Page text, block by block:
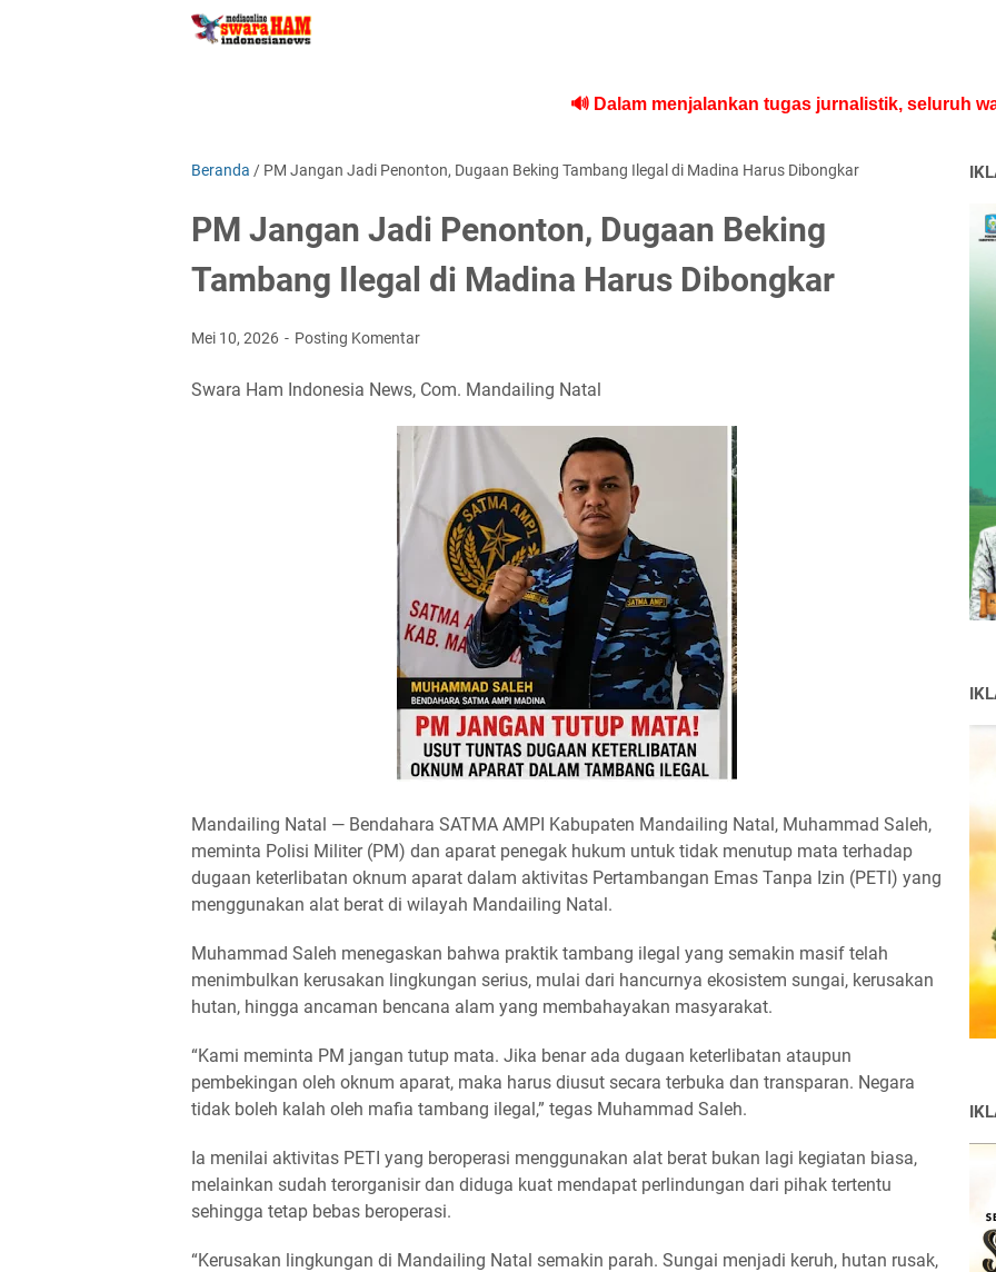
🔊 Dalam menjalankan tugas jurnalistik, seluruh wartawan
Beranda / PM Jangan Jadi Penonton, Dugaan Beking Tambang Ilegal di Madina Harus Dibongkar
PM Jangan Jadi Penonton, Dugaan Beking
Tambang Ilegal di Madina Harus Dibongkar
Mei 10, 2026 Posting Komentar
Swara Ham Indonesia News, Com. Mandailing Natal
Mandailing Natal — Bendahara SATMA AMPI Kabupaten Mandailing Natal, Muhammad Saleh,
meminta Polisi Militer (PM) dan aparat penegak hukum untuk tidak menutup mata terhadap
dugaan keterlibatan oknum aparat dalam aktivitas Pertambangan Emas Tanpa Izin (PETI) yang
menggunakan alat berat di wilayah Mandailing Natal.
Muhammad Saleh menegaskan bahwa praktik tambang ilegal yang semakin masif telah
menimbulkan kerusakan lingkungan serius, mulai dari hancurnya ekosistem sungai, kerusakan
hutan, hingga ancaman bencana alam yang membahayakan masyarakat.
“Kami meminta PM jangan tutup mata. Jika benar ada dugaan keterlibatan ataupun
pembekingan oleh oknum aparat, maka harus diusut secara terbuka dan transparan. Negara
tidak boleh kalah oleh mafia tambang ilegal,” tegas Muhammad Saleh.
Ia menilai aktivitas PETI yang beroperasi menggunakan alat berat bukan lagi kegiatan biasa,
melainkan sudah terorganisir dan diduga kuat mendapat perlindungan dari pihak tertentu
sehingga tetap bebas beroperasi.
“Kerusakan lingkungan di Mandailing Natal semakin parah. Sungai menjadi keruh, hutan rusak,